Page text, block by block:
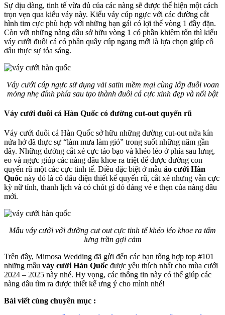
Sự dịu dàng, tinh tế vừa đủ của các nàng sẽ được thể hiện một cách
trọn vẹn qua kiểu váy này. Kiểu váy cúp ngực với các đường cắt
hình tim cực phù hợp với những bạn gái có lợi thế vòng 1 đầy đặn.
Còn với những nàng dâu sở hữu vòng 1 có phần khiêm tốn thì kiểu
váy cưới đuôi cá có phần quây cúp ngang mới là lựa chọn giúp cô
dâu thực sự tỏa sáng.
Váy cưới cúp ngực sử dụng vải satin mềm mại cùng lớp đuôi voan
mỏng nhẹ đính phía sau tạo thành đuôi cá cực xinh đẹp và nổi bật
Váy cưới đuôi cá Hàn Quốc có đường cut-out quyến rũ
Váy cưới đuôi cá Hàn Quốc sở hữu những đường cut-out nửa kín
nửa hở đã thực sự “làm mưa làm gió” trong suốt những năm gần
đây. Những đường cắt xẻ cực táo bạo và khéo léo ở phía sau lưng,
eo và ngực giúp các nàng dâu khoe ra triệt để được đường con
quyến rũ một các cực tinh tế. Điều đặc biệt ở mẫu áo cưới Hàn
Quốc này đó là cô dâu diện thiết kế quyến rũ, cắt xẻ nhưng vẫn cực
kỳ nữ tính, thanh lịch và có chút gì đó dáng vẻ e thẹn của nàng dâu
mới.
Mẫu váy cưới với đường cut out cực tinh tế khéo léo khoe ra tấm
lưng trần gợi cảm
Trên đây, Mimosa Wedding đã gửi đến các bạn tổng hợp top #101
những mẫu váy cưới Hàn Quốc được yêu thích nhất cho mùa cưới
2024 – 2025 này nhé. Hy vọng, các thông tin này có thể giúp các
nàng dâu tìm ra được thiết kế ưng ý cho mình nhé!
Bài viết cùng chuyên mục :